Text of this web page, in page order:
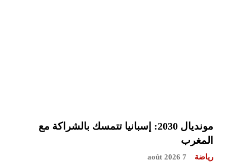
مونديال 2030: إسبانيا تتمسك بالشراكة مع
المغرب
رياضة 7 août 2026